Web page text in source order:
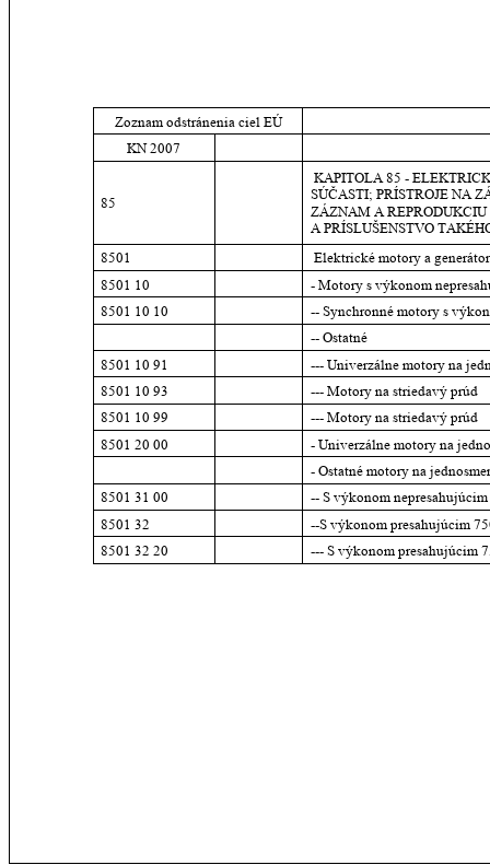
Zoznam odstránenia ciel EÚ
KN 2007
85
KAPITOLA 85 -
SÚČASTI; PRÍSTROJE NA
ZÁZNAM A
A PRÍSLUŠENSTVO
8501
Elektrické motory a
8501 10
- Motory s výkonom
8501 10 10
-- Synchronné motory s
-- Ostatné
8501 10 91
--- Univerzálne motory na
8501 10 93
--- Motory na striedavý prúd
8501 10 99
--- Motory na striedavý prúd
8501 20 00
- Univerzálne motory na
- Ostatné motory na
8501 31 00
-- S výkonom
8501 32
--S výkonom presahujúcim
8501 32 20
--- S výkonom presahujúcim